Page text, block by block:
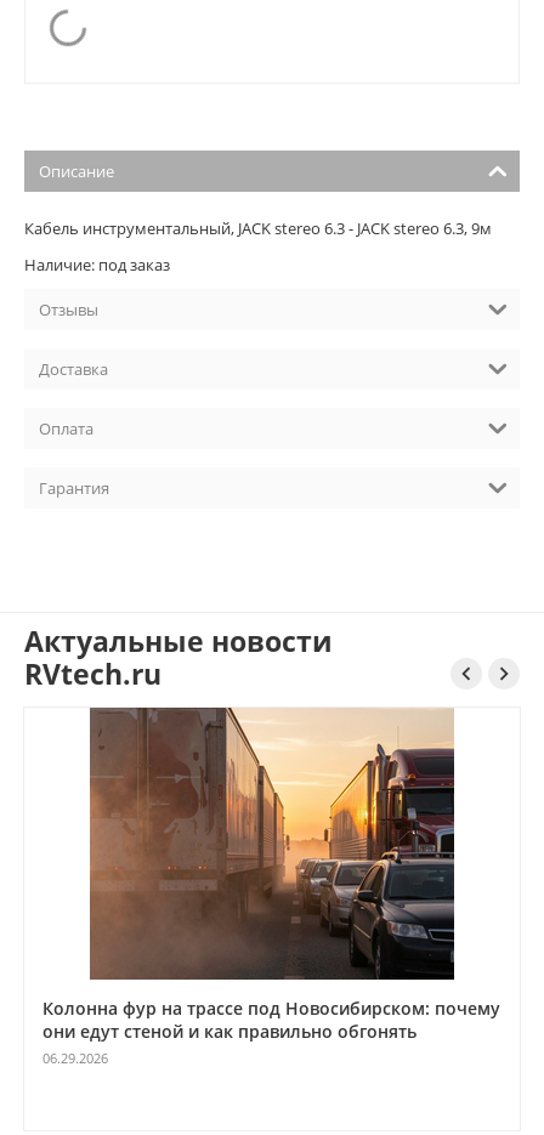
Описание
Кабель инструментальный, JACK stereo 6.3 - JACK stereo 6.3, 9м
Наличие: под заказ
Отзывы
Доставка
Оплата
Гарантия
Актуальные новости
RVtech.ru
 
Колонна фур на трассе под Новосибирском: почему
они едут стеной и как правильно обгонять
06.29.2026